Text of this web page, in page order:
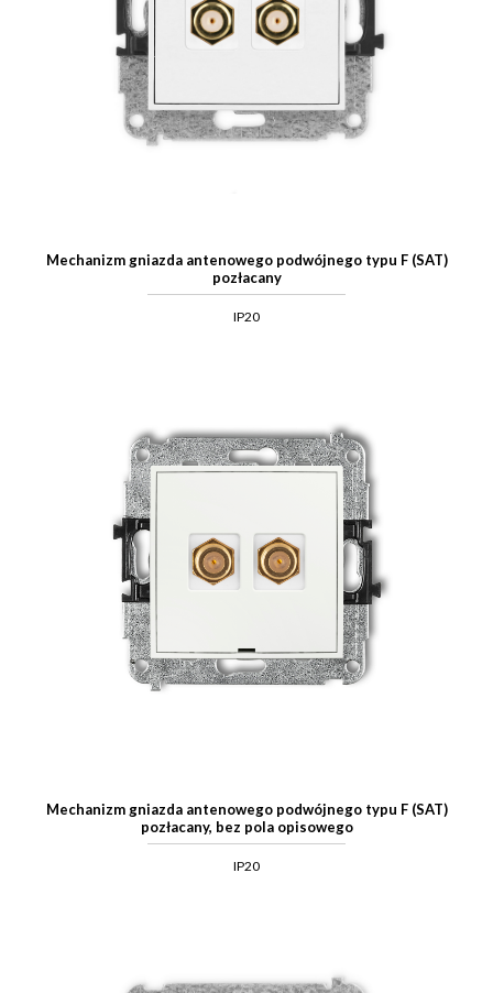
Mechanizm gniazda antenowego podwójnego typu F (SAT)
pozłacany
IP20
Mechanizm gniazda antenowego podwójnego typu F (SAT)
pozłacany, bez pola opisowego
IP20